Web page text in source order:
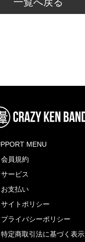
MENU
会員規約
サービス
お支払い
サイトポリシー
プライバシーポリシー
特定商取引法に基づく表示